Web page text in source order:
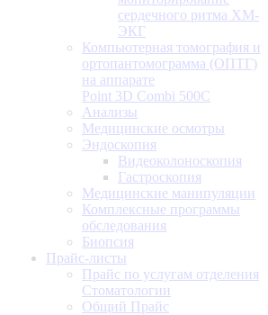
сердечного ритма ХМ-
ЭКГ
Компьютерная томография и
ортопантомограмма (ОПТГ)
на аппарате
Point 3D Combi 500C
Анализы
Медицинские осмотры
Эндоскопия
Видеоколоноскопия
Гастроскопия
Медицинские манипуляции
Комплексные программы
обследования
Биопсия
Прайс-листы
Прайс по услугам отделения
Стоматологии
Общий Прайс